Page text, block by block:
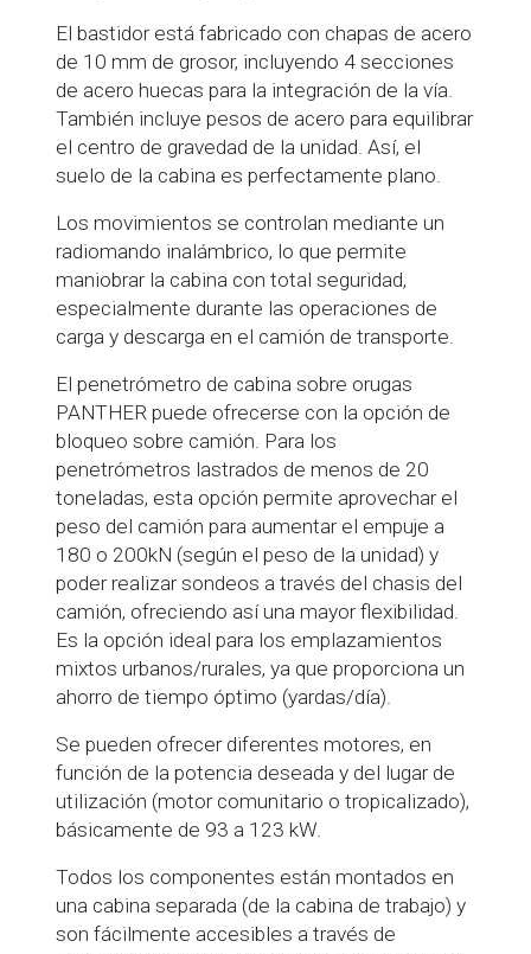
El bastidor está fabricado con chapas de acero
de 10 mm de grosor, incluyendo 4 secciones
de acero huecas para la integración de la vía.
También incluye pesos de acero para equilibrar
el centro de gravedad de la unidad. Así, el
suelo de la cabina es perfectamente plano.
Los movimientos se controlan mediante un
radiomando inalámbrico, lo que permite
maniobrar la cabina con total seguridad,
especialmente durante las operaciones de
carga y descarga en el camión de transporte.
El penetrómetro de cabina sobre orugas
PANTHER puede ofrecerse con la opción de
bloqueo sobre camión. Para los
penetrómetros lastrados de menos de 20
toneladas, esta opción permite aprovechar el
peso del camión para aumentar el empuje a
180 o 200kN (según el peso de la unidad) y
poder realizar sondeos a través del chasis del
camión, ofreciendo así una mayor flexibilidad.
Es la opción ideal para los emplazamientos
mixtos urbanos/rurales, ya que proporciona un
ahorro de tiempo óptimo (yardas/día).
Se pueden ofrecer diferentes motores, en
función de la potencia deseada y del lugar de
utilización (motor comunitario o tropicalizado),
básicamente de 93 a 123 kW.
Todos los componentes están montados en
una cabina separada (de la cabina de trabajo) y
son fácilmente accesibles a través de